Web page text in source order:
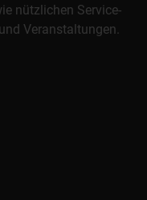
nützlichen Service-
Veranstaltungen.